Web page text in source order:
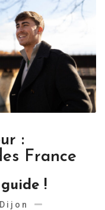
:
France
!